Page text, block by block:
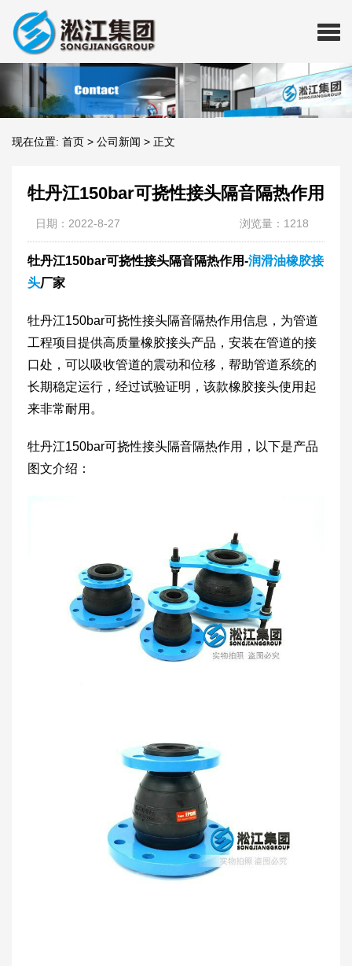
现在位置: 首页 > 公司新闻 > 正文
牡丹江150bar可挠性接头隔音隔热作用
日期：2022-8-27 浏览量：1218
牡丹江150bar可挠性接头隔音隔热作用-润滑油橡胶接
头厂家
​牡丹江150bar可挠性接头隔音隔热作用信息，为管道
工程项目提供高质量橡胶接头产品，安装在管道的接
口处，可以吸收管道的震动和位移，帮助管道系统的
长期稳定运行，经过试验证明，该款橡胶接头使用起
来非常耐用。
牡丹江150bar可挠性接头隔音隔热作用，以下是产品
图文介绍：